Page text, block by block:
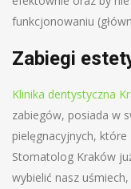
funkcjonowaniu
Zabiegi
Klinika dentystyczna
zabiegów, posiada w
pielęgnacyjnych, które
Stomatolog Kraków
wybielić nasz